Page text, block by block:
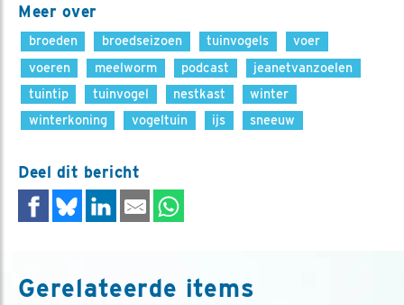
Meer over
broeden broedseizoen tuinvogels
voer
voeren
meelworm podcast
jeanetvanzoelen
tuintip
tuinvogel nestkast
winter
winterkoning
vogeltuin ijs sneeuw
Deel dit bericht
Gerelateerde items